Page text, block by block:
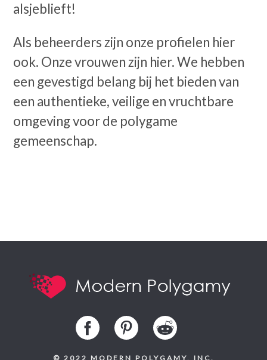
alsjeblieft!
Als beheerders zijn onze profielen hier
ook. Onze vrouwen zijn hier. We hebben
een gevestigd belang bij het bieden van
een authentieke, veilige en vruchtbare
omgeving voor de polygame
gemeenschap.
© 2022 MODERN POLYGAMY, INC.